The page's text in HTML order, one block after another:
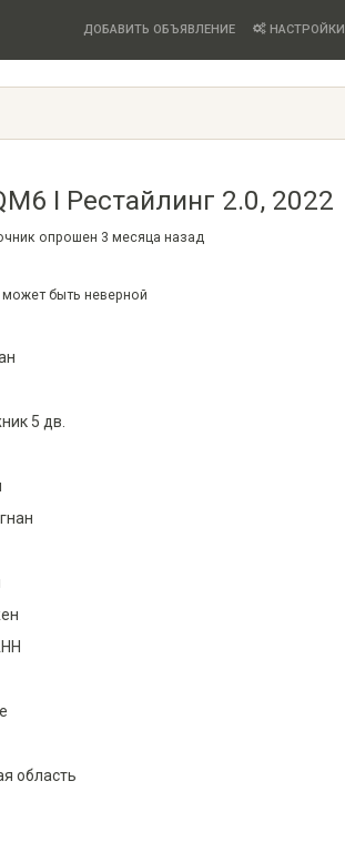
ДОБАВИТЬ ОБЪЯВЛЕНИЕ НАСТРОЙКИ
I Рестайлинг 2.0, 2022
опрошен 3 месяца назад
быть неверной
5 дв.
область